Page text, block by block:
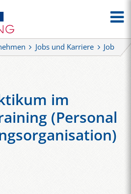
Jobs und Karriere Job
im
(Personal